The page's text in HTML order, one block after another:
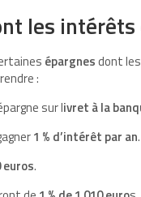
les
épargnesdont
:
sur livret à la
1 % d’intérêt par an
euros.